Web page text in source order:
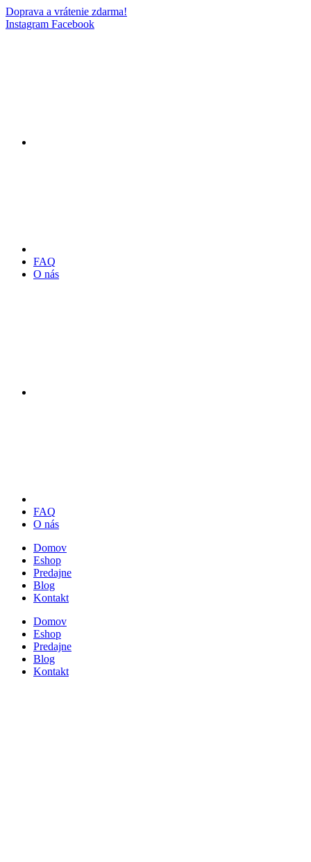
Doprava a vrátenie zdarma!
Instagram Facebook
FAQ
O nás
FAQ
O nás
Domov
Eshop
Predajne
Blog
Kontakt
Domov
Eshop
Predajne
Blog
Kontakt